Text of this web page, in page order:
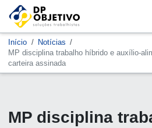
Início
Notícias
MP disciplina trabalho híbrido e auxílio-
carteira assinada
MP disciplina